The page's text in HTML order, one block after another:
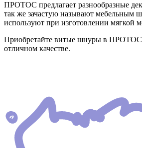
ПРОТОС предлагает разнообразные
так же зачастую называют мебельным
используют при изготовлении мягкой
Приобретайте витые шнуры в ПРОТОС
отличном качестве.